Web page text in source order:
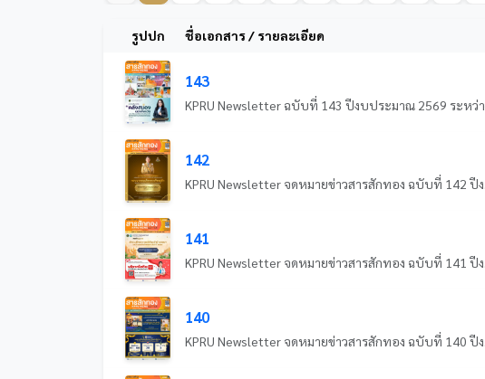
รูปปก ชื่อเอกสาร / รายละเอียด
143
142
141
140